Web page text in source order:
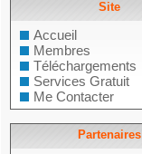
Site
Accueil
Membres
Téléchargements
Services Gratuit
Me Contacter
Partenaires